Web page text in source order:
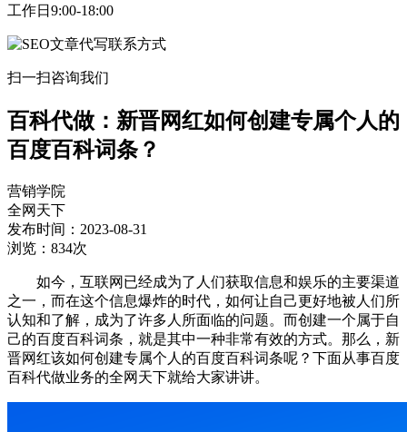
工作日9:00-18:00
扫一扫咨询我们
百科代做：新晋网红如何创建专属个人的
百度百科词条？
营销学院
全网天下
发布时间：2023-08-31
浏览：834次
如今，互联网已经成为了人们获取信息和娱乐的主要渠道
之一，而在这个信息爆炸的时代，如何让自己更好地被人们所
认知和了解，成为了许多人所面临的问题。而创建一个属于自
己的百度百科词条，就是其中一种非常有效的方式。那么，新
晋网红该如何创建专属个人的百度百科词条呢？下面从事百度
百科代做业务的全网天下就给大家讲讲。